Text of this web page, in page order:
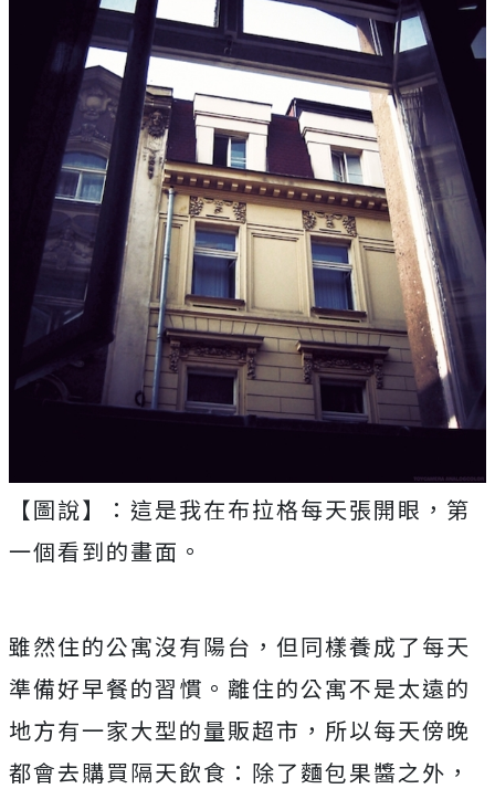
【圖說】：這是我在布拉格每天張開眼，第
一個看到的畫面。
雖然住的公寓沒有陽台，但同樣養成了每天
準備好早餐的習慣。離住的公寓不是太遠的
地方有一家大型的量販超市，所以每天傍晚
都會去購買隔天飲食：除了麵包果醬之外，